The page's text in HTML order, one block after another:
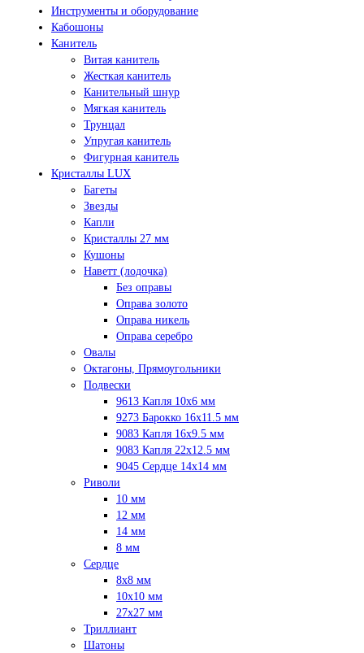
Инструменты и оборудование
Кабошоны
Канитель
Витая канитель
Жесткая канитель
Канительный шнур
Мягкая канитель
Трунцал
Упругая канитель
Фигурная канитель
Кристаллы LUX
Багеты
Звезды
Капли
Кристаллы 27 мм
Кушоны
Наветт (лодочка)
Без оправы
Оправа золото
Оправа никель
Оправа серебро
Овалы
Октагоны, Прямоугольники
Подвески
9613 Капля 10х6 мм
9273 Барокко 16x11.5 мм
9083 Капля 16x9.5 мм
9083 Капля 22x12.5 мм
9045 Сердце 14х14 мм
Риволи
10 мм
12 мм
14 мм
8 мм
Сердце
8х8 мм
10х10 мм
27х27 мм
Триллиант
Шатоны